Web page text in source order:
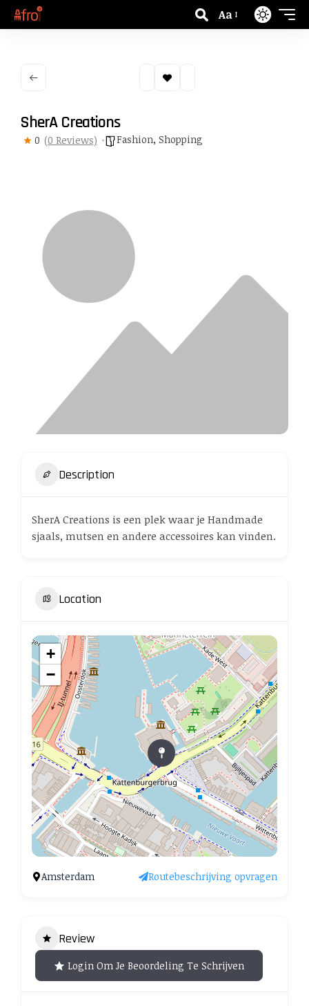
Aa
SherA Creations
0 (0 Reviews) Fashion, Shopping
Description
SherA Creations is een plek waar je Handmade
sjaals, mutsen en andere accessoires kan vinden.
Location
+
−
Amsterdam Routebeschrijving opvragen
Review
Login Om Je Beoordeling Te Schrijven